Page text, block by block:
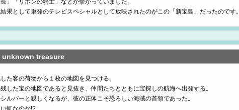
」「リボンの騎士」などが挙がっていました。
果として単発のテレビスペシャルとして放映されたのがこの「新宝島」だったのです。
treasure
た客の荷物から１枚の地図を見つける。
した宝の地図であると見抜き、仲間たちとともに宝探しの航海へ出発する。
ルバーと親しくなるが、彼の正体こそ恐ろしい海賊の首領であった。
何なのか!?